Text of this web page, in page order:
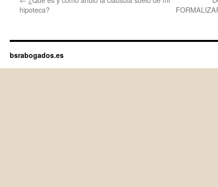
hipoteca?
bsrabogados.es